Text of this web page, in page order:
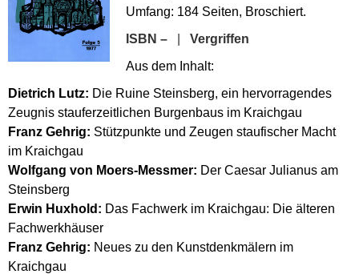
Umfang: 184 Seiten, Broschiert.
ISBN –
Vergriffen
Aus dem Inhalt:
Dietrich Lutz: Die Ruine Steinsberg, ein hervorragendes
Zeugnis stauferzeitlichen Burgenbaus im Kraichgau
Franz Gehrig: Stützpunkte und Zeugen staufischer Macht
im Kraichgau
Wolfgang von Moers-Messmer: Der Caesar Julianus am
Steinsberg
Erwin Huxhold: Das Fachwerk im Kraichgau: Die älteren
Fachwerkhäuser
Franz Gehrig: Neues zu den Kunstdenkmälern im
Kraichgau